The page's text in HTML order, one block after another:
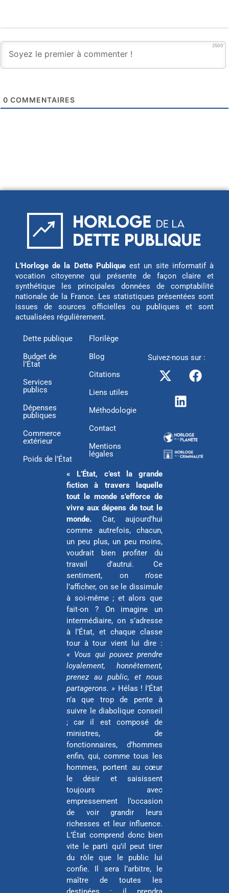
2500
0 COMMENTAIRES
L’Horloge de la Dette Publiqueest un site informatif à
vocation citoyenne qui présente de façon claire et
synthétique les principales données de comptabilité
nationale de la France. Les statistiques présentées sont
issues de sources officielles ou publiques et sont
actualisées régulièrement.
Dette publique
Budget de
l’État
Services
publics
Dépenses
publiques
Commerce
extérieur
Poids de l’État
Florilège
Blog
Citations
Liens utiles
Méthodologie
Contact
Mentions
légales
Suivez-nous sur :
X
-
t
t
e
F
a
o
k
n
k
d
i
n
« L’État, c’est la grande
fiction à travers laquelle
tout le monde s’efforce de
vivre aux dépens de tout le
monde. Car, aujourd’hui
comme autrefois, chacun,
un peu plus, un peu moins,
voudrait bien profiter du
travail d’autrui. Ce
sentiment, on n’ose
l’afficher, on se le dissimule
à soi-même ; et alors que
fait-on ? On imagine un
intermédiaire, on s’adresse
à l’État, et chaque classe
tour à tour vient lui dire :
« Vous qui pouvez prendre
loyalement, honnêtement,
prenez au public, et nous
partagerons. » Hélas ! l’État
n’a que trop de pente à
suivre le diabolique conseil
; car il est composé de
ministres, de
fonctionnaires, d’hommes
enfin, qui, comme tous les
hommes, portent au cœur
le désir et saisissent
toujours avec
empressement l’occasion
de voir grandir leurs
richesses et leur influence.
L’État comprend donc bien
vite le parti qu’il peut tirer
du rôle que le public lui
confie. Il sera l’arbitre, le
maître de toutes les